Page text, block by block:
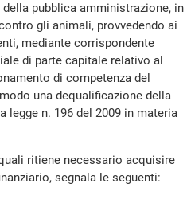
pubblica amministrazione, in
gli animali, provvedendo ai
mediante corrispondente
di parte capitale relativo al
di competenza del
una dequalificazione della
legge n. 196 del 2009 in materia
ritiene necessario acquisire
segnala le seguenti: